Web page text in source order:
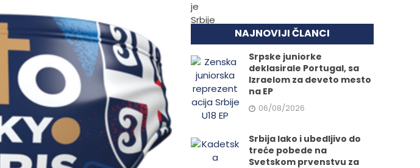
NAJNOVIJI ČLANCI
Srpske juniorke
deklasirale Portugal, sa
Izraelom za deveto mesto
na EP
06/08/2026
Srbija lako i ubedljivo do
treće pobede na
Svetskom prvenstvu za